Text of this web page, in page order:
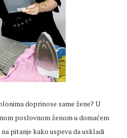
doprinose same žene? U
poslovnom ženom u domaćem
pitanje kako uspeva da uskladi